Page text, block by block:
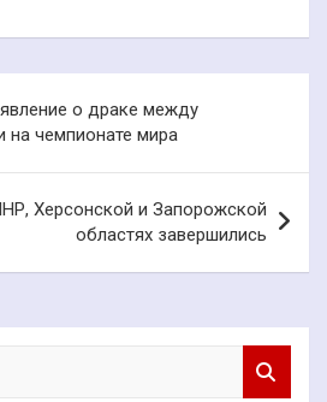
о драке между
на чемпионате мира
Херсонской и Запорожской
областях завершились